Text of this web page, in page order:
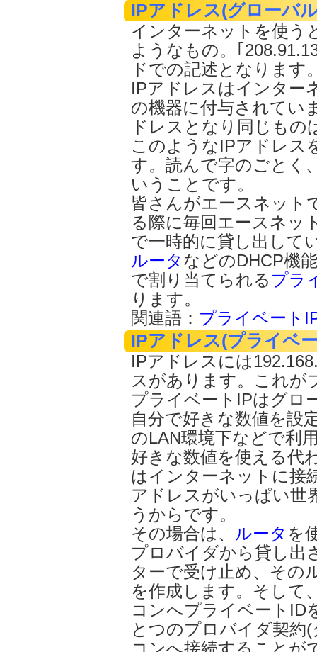
IPアドレス(グローバ
インターネットを使う
ようなもの。｢
ドでの記述となります
IPアドレスはインター
の機器に付与されてい
ドレスとなり同じもの
このようなIPアドレス
す。読んで字のごとく
いうことです。
皆さんがエースネット
る際に毎回エースネッ
で一時的に貸し出して
ルータ などのDHCP機
で割り当てられる プラ
ります。
関連語： プライベート
IPアドレス(プライベ
IPアドレスには
スがあります。これが
プライベートIPはグロ
自分で好きな数値を設
のLAN環境下などで利
好きな数値を使える代
はインターネットに接
アドレスがいっぱい世
うからです。
その場合は、 ルータ を
プロバイダから貸し出
ターで受け止め、その
を作成します。そして
コンへプライベートID
とつのプロバイダ契約